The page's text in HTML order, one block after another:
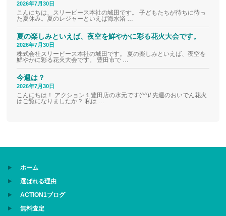
2026年7月30日
こんにちは、スリーピース本社の城田です。 子どもたちが待ちに待っ
た夏休み。夏のレジャーといえば海水浴 …
夏の楽しみといえば、夜空を鮮やかに彩る花火大会です。
2026年7月30日
株式会社スリーピース本社の城田です。 夏の楽しみといえば、夜空を
鮮やかに彩る花火大会です。 豊田市で …
今週は？
2026年7月30日
こんにちは！ アクション１豊田店の水元です(^^)/ 先週のおいでん花火
はご覧になりましたか？ 私は …
ホーム
選ばれる理由
ACTION1ブログ
無料査定